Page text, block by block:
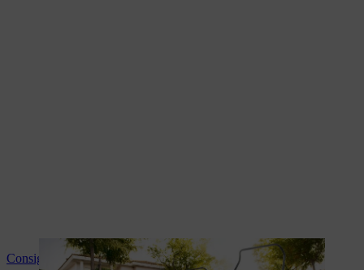
Consigli e informazioni sui prodotti